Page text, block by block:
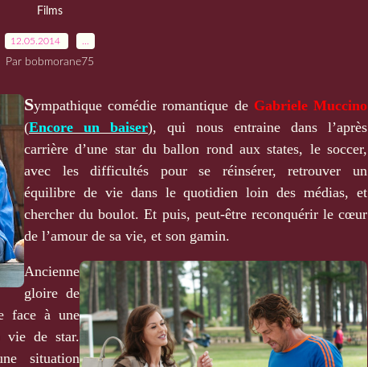
Films
12.05.2014
Par bobmorane75
Sympathique comédie romantique de Gabriele Muccino
(Encore un baiser), qui nous entraine dans l’après
carrière d’une star du ballon rond aux states, le soccer,
avec les difficultés pour se réinsérer, retrouver un
équilibre de vie dans le quotidien loin des médias, et
chercher du boulot. Et puis, peut-être reconquérir le cœur
de l’amour de sa vie, et son gamin.
Ancienne
gloire de
face à une
vie de star.
situation